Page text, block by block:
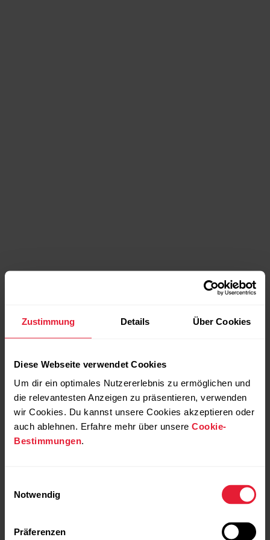
Zustimmung Details Über Cookies
Diese Webseite verwendet Cookies
Um dir ein optimales Nutzererlebnis zu ermöglichen und
die relevantesten Anzeigen zu präsentieren, verwenden
wir Cookies. Du kannst unsere Cookies akzeptieren oder
auch ablehnen. Erfahre mehr über unsere Cookie-
Bestimmungen.
Notwendig
Präferenzen
Vollendetes Navigations- und
Routenführungssystem